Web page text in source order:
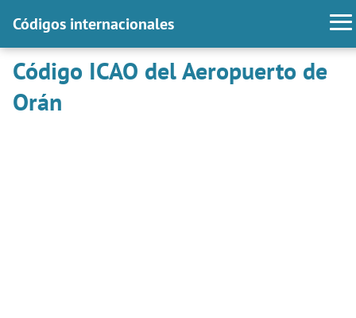
Códigos internacionales
Código ICAO del Aeropuerto de
Orán